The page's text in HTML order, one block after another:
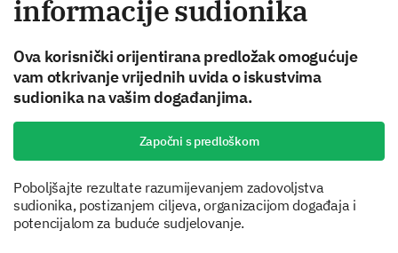
informacije sudionika
Ova korisnički orijentirana predložak omogućuje
vam otkrivanje vrijednih uvida o iskustvima
sudionika na vašim događanjima.
Započni s predloškom
Poboljšajte rezultate razumijevanjem zadovoljstva
sudionika, postizanjem ciljeva, organizacijom događaja i
potencijalom za buduće sudjelovanje.